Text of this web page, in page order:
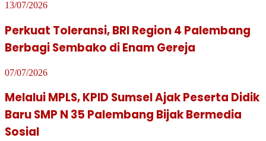
13/07/2026
Perkuat Toleransi, BRI Region 4 Palembang
Berbagi Sembako di Enam Gereja
07/07/2026
Melalui MPLS, KPID Sumsel Ajak Peserta Didik
Baru SMP N 35 Palembang Bijak Bermedia
Sosial